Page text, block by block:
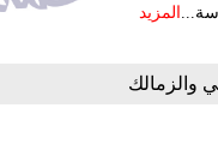
المزيد
والزمالك